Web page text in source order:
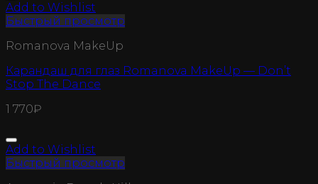
Add to Wishlist
Быстрый просмотр
Romanova MakeUp
Карандаш для глаз Romanova MakeUp — Don’t
Stop The Dance
1 770₽
Add to Wishlist
Быстрый просмотр